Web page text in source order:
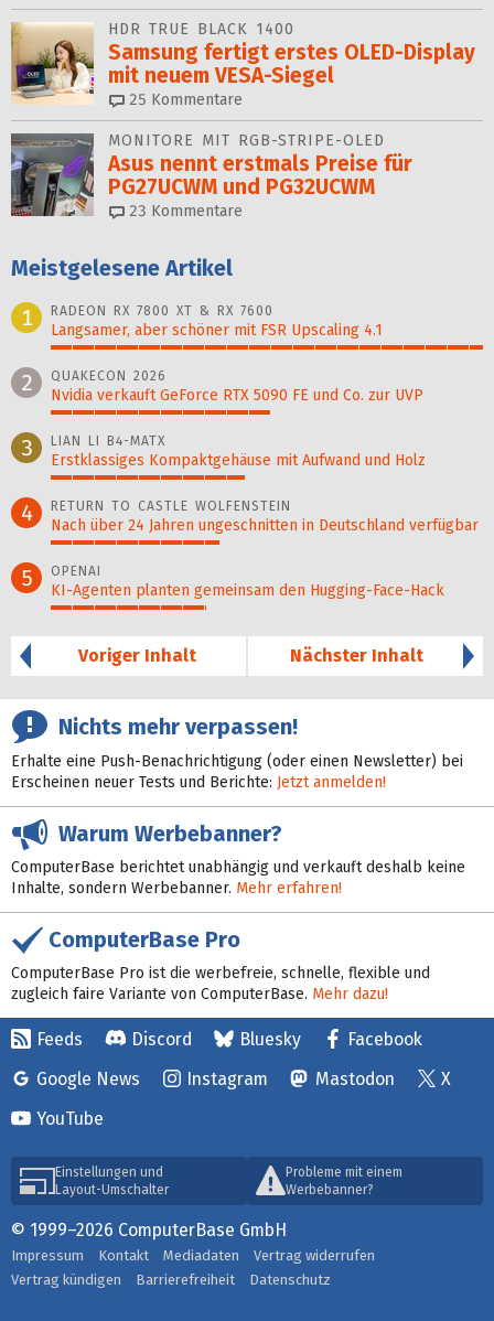
HDR TRUE BLACK 1400
Samsung fertigt erstes OLED-Display
mit neuem VESA-Siegel
25 Kommentare
MONITORE MIT RGB-STRIPE-OLED
Asus nennt erstmals Preise für
PG27UCWM und PG32UCWM
23 Kommentare
Meistgelesene Artikel
1
RADEON RX 7800 XT & RX 7600
Langsamer, aber schöner mit FSR Upscaling 4.1
2 QUAKECON 2026
Nvidia verkauft GeForce RTX 5090 FE und Co. zur UVP
3 LIAN LI B4-MATX
Erstklassiges Kompaktgehäuse mit Aufwand und Holz
4 RETURN TO CASTLE WOLFENSTEIN
Nach über 24 Jahren ungeschnitten in Deutschland verfügbar
5 OPENAI
KI-Agenten planten gemein­sam den Hugging-Face-Hack
Voriger Inhalt
Nächster Inhalt
Nichts mehr verpassen!
Erhalte eine Push-Benachrichtigung (oder einen Newsletter) bei
Erscheinen neuer Tests und Berichte: Jetzt anmelden!
Warum Werbebanner?
ComputerBase berichtet unabhängig und verkauft deshalb keine
Inhalte, sondern Werbebanner. Mehr erfahren!
ComputerBase Pro
ComputerBase Pro ist die werbefreie, schnelle, flexible und
zugleich faire Variante von ComputerBase. Mehr dazu!
Feeds Discord Bluesky
Facebook
Google News
Instagram Mastodon
X
YouTube
Einstellungen und
Layout-Umschalter
Probleme mit einem
Werbebanner?
© 1999–2026 ComputerBase GmbH
Impressum Kontakt Mediadaten
Vertrag widerrufen
Vertrag kündigen
Barrierefreiheit Datenschutz